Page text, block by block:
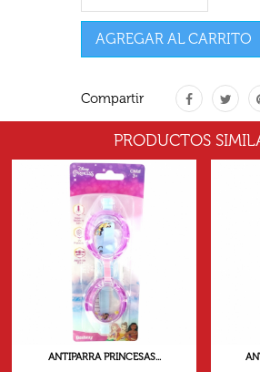
AGREGAR AL CARRITO
Compartir
PRODUCTOS
ANTIPARRA PRINCESAS...